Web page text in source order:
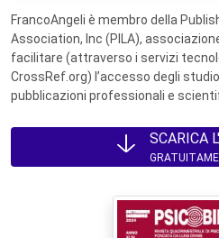
FrancoAngeli è membro della
Association, Inc (PILA),
facilitare (attraverso i servizi
CrossRef.org) l’accesso degli
pubblicazioni professionali e
SCARICA